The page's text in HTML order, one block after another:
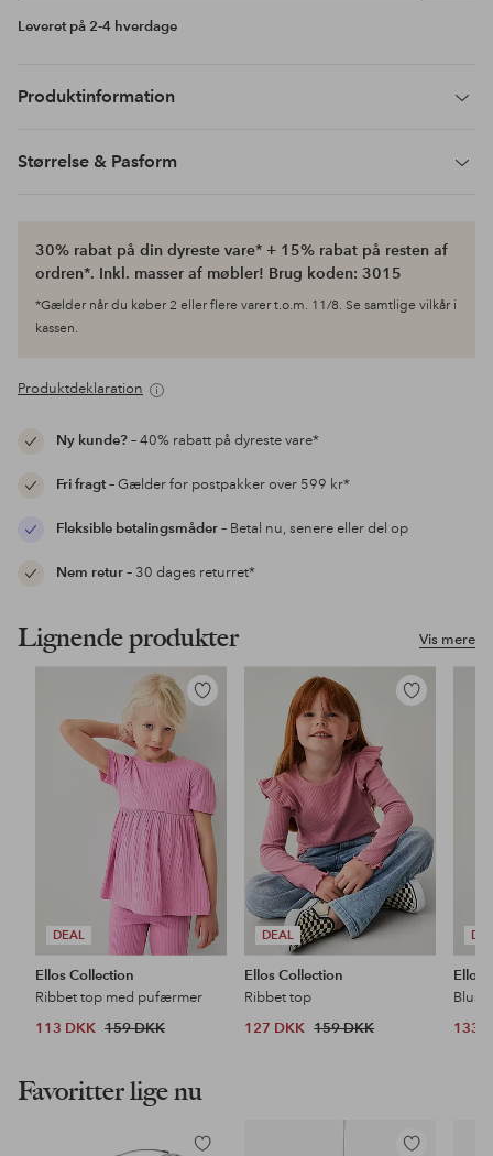
Leveret på 2-4 hverdage
Produktinformation
Størrelse & Pasform
30% rabat på din dyreste vare* + 15% rabat på resten af
ordren*. Inkl. masser af møbler! Brug koden: 3015
*Gælder når du køber 2 eller flere varer t.o.m. 11/8. Se samtlige vilkår i
kassen.
Produktdeklaration
Ny kunde?– 40% rabatt på dyreste vare*
Fri fragt– Gælder for postpakker over 599 kr*
Fleksible betalingsmåder– Betal nu, senere eller del op
Nem retur– 30 dages returret*
Vis mere
Lignende produkter
DEAL
Tilføj
Ellos Collection
Ribbet top med pufærmer
113 DKK 159 DKK
DEAL
Tilføj
Ellos Collection
Ribbet top
127 DKK 159 DKK
Ellos
Bluse
133
Favoritter lige nu
Tilføj Tilføj